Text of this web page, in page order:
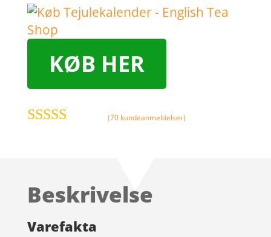
KØB HER
melser
(70 kundeanmeldelser)
Beskrivelse
Varefakta